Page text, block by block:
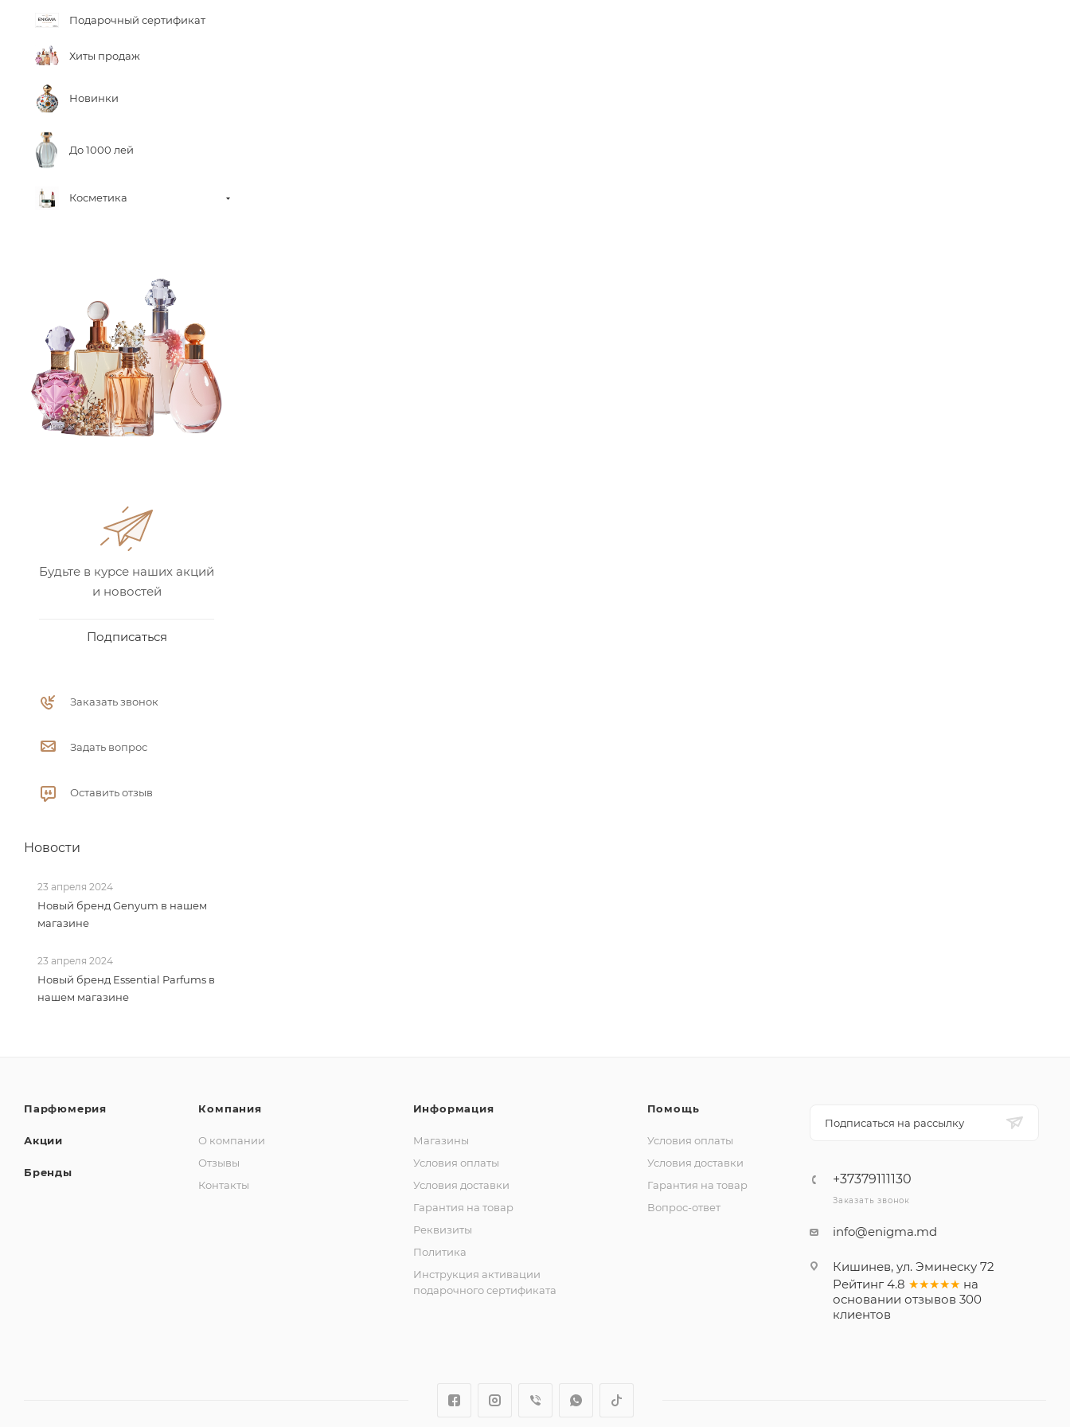
Подарочный сертификат
Хиты продаж
Новинки
До 1000 лей
Косметика
Будьте в курсе наших акций
и новостей
Подписаться
Заказать звонок
Задать вопрос
Оставить отзыв
Новости
23 апреля 2024
Новый бренд Genyum в нашем
магазине
23 апреля 2024
Новый бренд Essential Parfums в
нашем магазине
Парфюмерия
Акции
Бренды
Компания
О компании
Отзывы
Контакты
Информация
Магазины
Условия оплаты
Условия доставки
Гарантия на товар
Реквизиты
Политика
Инструкция активации
подарочного сертификата
Помощь
Условия оплаты
Условия доставки
Гарантия на товар
Вопрос-ответ
Подписаться на рассылку
+37379111130
Заказать звонок
info@enigma.md
Кишинев, ул. Эминеску 72
Рейтинг 4.8 ★★★★★ на
основании отзывов 300
клиентов